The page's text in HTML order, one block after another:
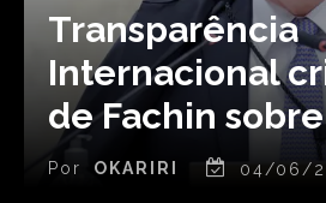
Transparência
Internacional
de Fachin sobre
Por OKARIRI 04/06/